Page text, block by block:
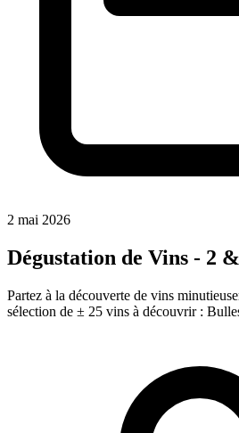
2 mai 2026
Dégustation de Vins - 2
Partez à la découverte de vins
sélection de ± 25 vins à découvrir :